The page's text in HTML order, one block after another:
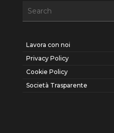
Lavora con noi
Privacy Policy
Cookie Policy
Società Trasparente